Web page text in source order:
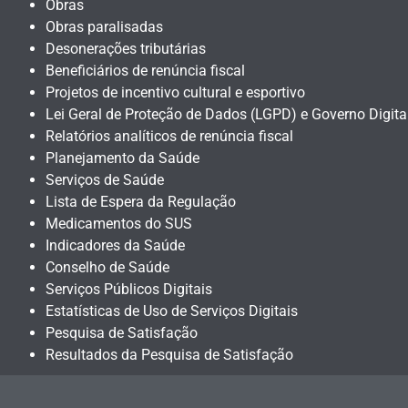
Obras
Obras paralisadas
Desonerações tributárias
Beneficiários de renúncia fiscal
Projetos de incentivo cultural e esportivo
Lei Geral de Proteção de Dados (LGPD) e Governo
Relatórios analíticos de renúncia fiscal
Planejamento da Saúde
Serviços de Saúde
Lista de Espera da Regulação
Medicamentos do SUS
Indicadores da Saúde
Conselho de Saúde
Serviços Públicos Digitais
Estatísticas de Uso de Serviços Digitais
Pesquisa de Satisfação
Resultados da Pesquisa de Satisfação